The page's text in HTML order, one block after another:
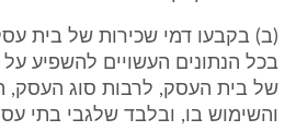
(ב) בקבעו דמי שכירות של בית
בכל הנתונים העשויים להשפיע
של בית העסק, לרבות סוג העסק,
והשימוש בו, ובלבד שלגבי בתי